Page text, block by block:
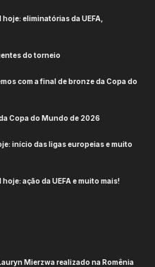
eliminatórias da UEFA,
do torneio
com a final de bronze da Copa do
Copa do Mundo de 2026
início das ligas europeias e muito
ação da UEFA e muito mais!
Mierzwa realizado na Romênia